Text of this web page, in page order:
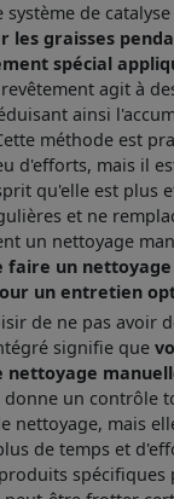
système de
les graisses
spécial
revêtement agit à
ainsi
méthode est
d'efforts, mais il
qu'elle est plus
et ne
un nettoyage
faire un
un entretien
de ne pas avoir
signifie que
nettoyage
un contrôle
nettoyage, mais
de temps et
spécifiques